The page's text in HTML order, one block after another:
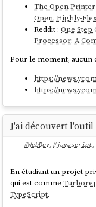
      device: /dev/disk/by-partlabel/var
      wipe_volume: true
      key_file:
        inline: password
      clevis:
  filesystems:
      device: /dev/mapper/var
      format: xfs
      label: var
Je trouve le contenu de
explicite.
The Open
Open, Highly-
Reddit :One
Processor: A
Pour le moment,
https://
https://
J'ai découvert
#WebDev, #javascript,
En étudiant un projet
qui est comme
TypeScript.